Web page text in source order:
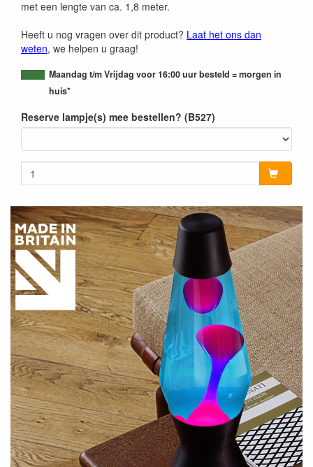
met een lengte van ca. 1,8 meter.
Heeft u nog vragen over dit product? Laat het ons dan
weten, we helpen u graag!
Maandag t/m Vrijdag voor 16:00 uur besteld = morgen in
huis*
Reserve lampje(s) mee bestellen? (B527)